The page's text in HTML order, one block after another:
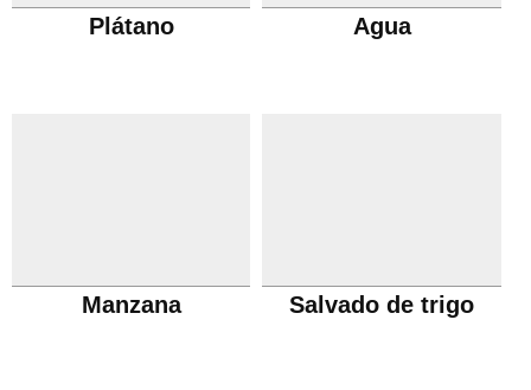
Plátano Agua
Manzana Salvado de trigo